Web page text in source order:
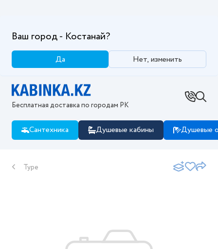
Ваш город - Костанай?
Да Нет, изменить
Бесплатная доставка по городам РК
Сантехника Душевые кабины Душевые
Type